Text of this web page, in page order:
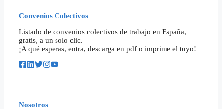
Convenios Colectivos
Listado de convenios colectivos de trabajo en España,
gratis, a un solo clic.
¡A qué esperas, entra, descarga en pdf o imprime el tuyo!
Nosotros